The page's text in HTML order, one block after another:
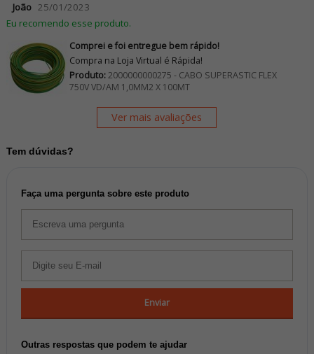
João 25/01/2023
Eu recomendo esse produto.
Comprei e foi entregue bem rápido!
Compra na Loja Virtual é Rápida!
Produto:2000000000275 - CABO SUPERASTIC FLEX
750V VD/AM 1,0MM2 X 100MT
Ver mais avaliações
Tem dúvidas?
Faça uma pergunta sobre este produto
Enviar
Outras respostas que podem te ajudar